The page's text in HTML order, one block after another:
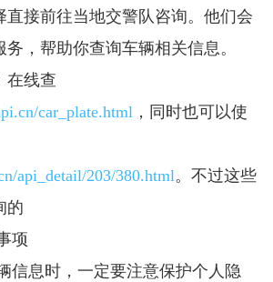
直接前往当地交警队咨询。他们会
，帮助你查询车辆相关信息。
在线查
car_plate.html，同时也可以使
api_detail/203/380.html。不过这些
的
项
信息时，一定要注意保护个人隐